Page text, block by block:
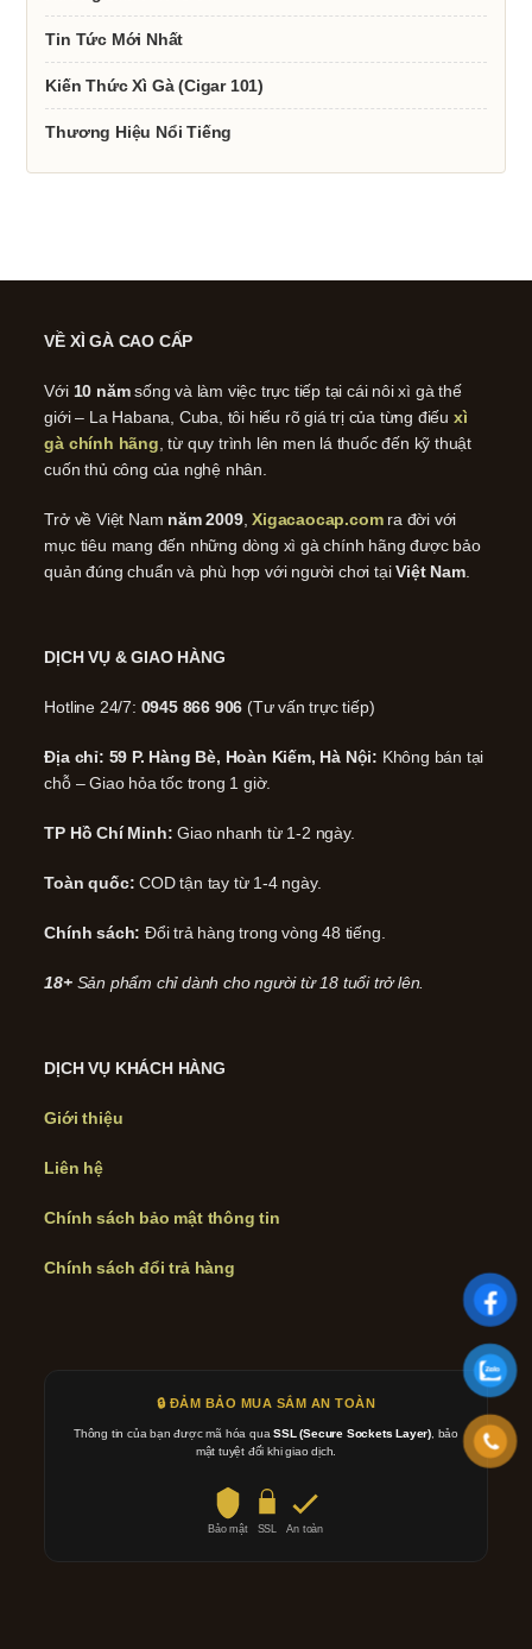
Tin Tức Mới Nhất
Kiến Thức Xì Gà (Cigar 101)
Thương Hiệu Nổi Tiếng
VỀ XÌ GÀ CAO CẤP
Với 10 nămsống và làm việc trực tiếp tại cái nôi xì gà thế
giới – La Habana, Cuba, tôi hiểu rõ giá trị của từng điếu xì
gà chính hãng , từ quy trình lên men lá thuốc đến kỹ thuật
cuốn thủ công của nghệ nhân.
Trở về Việt Nam năm 2009,Xigacaocap.comra đời với
mục tiêu mang đến những dòng xì gà chính hãng được bảo
quản đúng chuẩn và phù hợp với người chơi tạiViệt Nam.
DỊCH VỤ & GIAO HÀNG
Hotline 24/7: 0945 866 906 (Tư vấn trực tiếp)
Địa chỉ: 59 P. Hàng Bè, Hoàn Kiếm, Hà Nội: Không bán tại
chỗ – Giao hỏa tốc trong 1 giờ.
TP Hồ Chí Minh: Giao nhanh từ 1-2 ngày.
Toàn quốc: COD tận tay từ 1-4 ngày.
Chính sách: Đổi trả hàng trong vòng 48 tiếng.
18+ Sản phẩm chỉ dành cho người từ 18 tuổi trở lên.
DỊCH VỤ KHÁCH HÀNG
Giới thiệu
Liên hệ
Chính sách bảo mật thông tin
Chính sách đổi trả hàng
🔒 ĐẢM BẢO MUA SẮM AN TOÀN
Thông tin của bạn được mã hóa quaSSL (Secure Sockets Layer) , bảo
mật tuyệt đối khi giao dịch.
Bảo mật SSL An toàn